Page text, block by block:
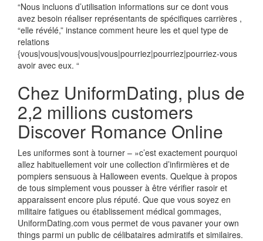
“Nous incluons d’utilisation informations sur ce dont vous
avez besoin réaliser représentants de spécifiques carrières ,
“elle révélé,” instance comment heure les et quel type de
relations
{vous|vous|vous|vous|vous|pourriez|pourriez|pourriez-vous
avoir avec eux. “
Chez UniformDating, plus de
2,2 millions customers
Discover Romance Online
Les uniformes sont à tourner – »c’est exactement pourquoi
allez habituellement voir une collection d’infirmières et de
pompiers sensuous à Halloween events. Quelque à propos
de tous simplement vous pousser à être vérifier rasoir et
apparaissent encore plus réputé. Que que vous soyez en
militaire fatigues ou établissement médical gommages,
UniformDating.com vous permet de vous pavaner your own
things parmi un public de célibataires admiratifs et similaires.